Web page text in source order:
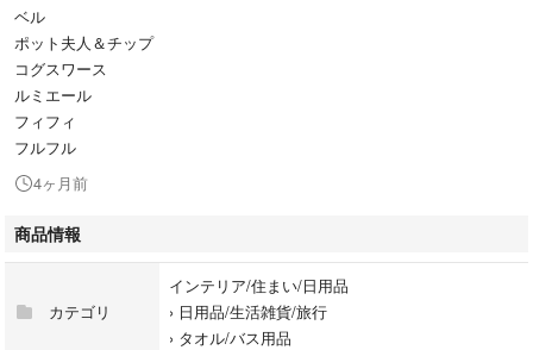
ベル
ポット夫人＆チップ
コグスワース
ルミエール
フィフィ
フルフル
4ヶ月前
商品情報
カテゴリ
インテリア/住まい/日用品
› 日用品/生活雑貨/旅行
› タオル/バス用品